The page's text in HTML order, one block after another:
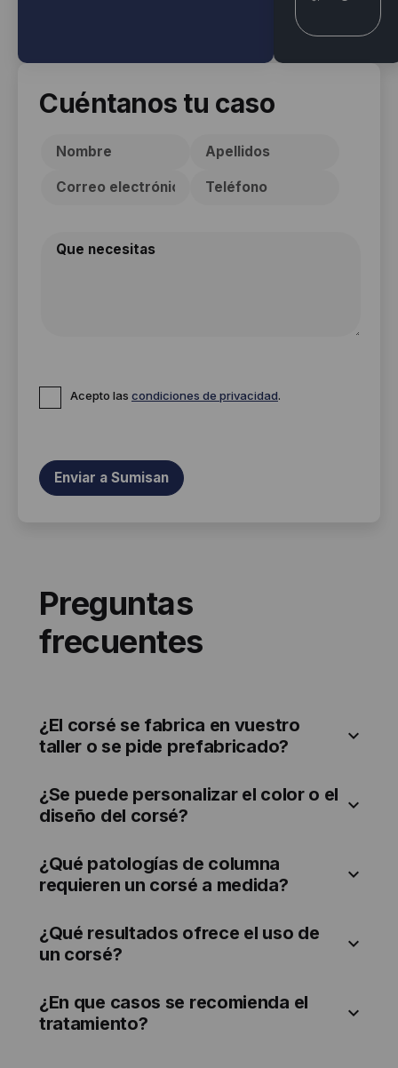
Cuéntanos tu caso
Acepto las condiciones de privacidad.
Preguntas
frecuentes
¿El corsé se fabrica en vuestro
taller o se pide prefabricado?
¿Se puede personalizar el color o el
diseño del corsé?
¿Qué patologías de columna
requieren un corsé a medida?
¿Qué resultados ofrece el uso de
un corsé?
¿En que casos se recomienda el
tratamiento?